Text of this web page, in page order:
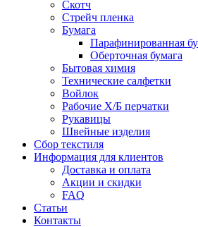
Скотч
Стрейч пленка
Бумага
Парафинированная
Оберточная бумага
Бытовая химия
Технические салфетки
Войлок
Рабочие Х/Б перчатки
Рукавицы
Швейные изделия
Сбор текстиля
Информация для клиентов
Доставка и оплата
Акции и скидки
FAQ
Статьи
Контакты